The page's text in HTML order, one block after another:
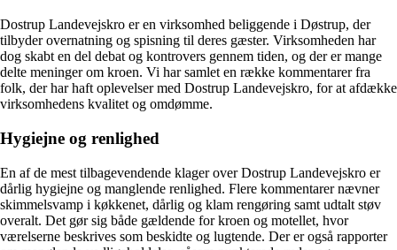
Dostrup Landevejskro er en virksomhed beliggende i Døstrup, der
tilbyder overnatning og spisning til deres gæster. Virksomheden har
dog skabt en del debat og kontrovers gennem tiden, og der er mange
delte meninger om kroen. Vi har samlet en række kommentarer fra
folk, der har haft oplevelser med Dostrup Landevejskro, for at afdække
virksomhedens kvalitet og omdømme.
Hygiejne og renlighed
En af de mest tilbagevendende klager over Dostrup Landevejskro er
dårlig hygiejne og manglende renlighed. Flere kommentarer nævner
skimmelsvamp i køkkenet, dårlig og klam rengøring samt udtalt støv
overalt. Det gør sig både gældende for kroen og motellet, hvor
værelserne beskrives som beskidte og lugtende. Der er også rapporter